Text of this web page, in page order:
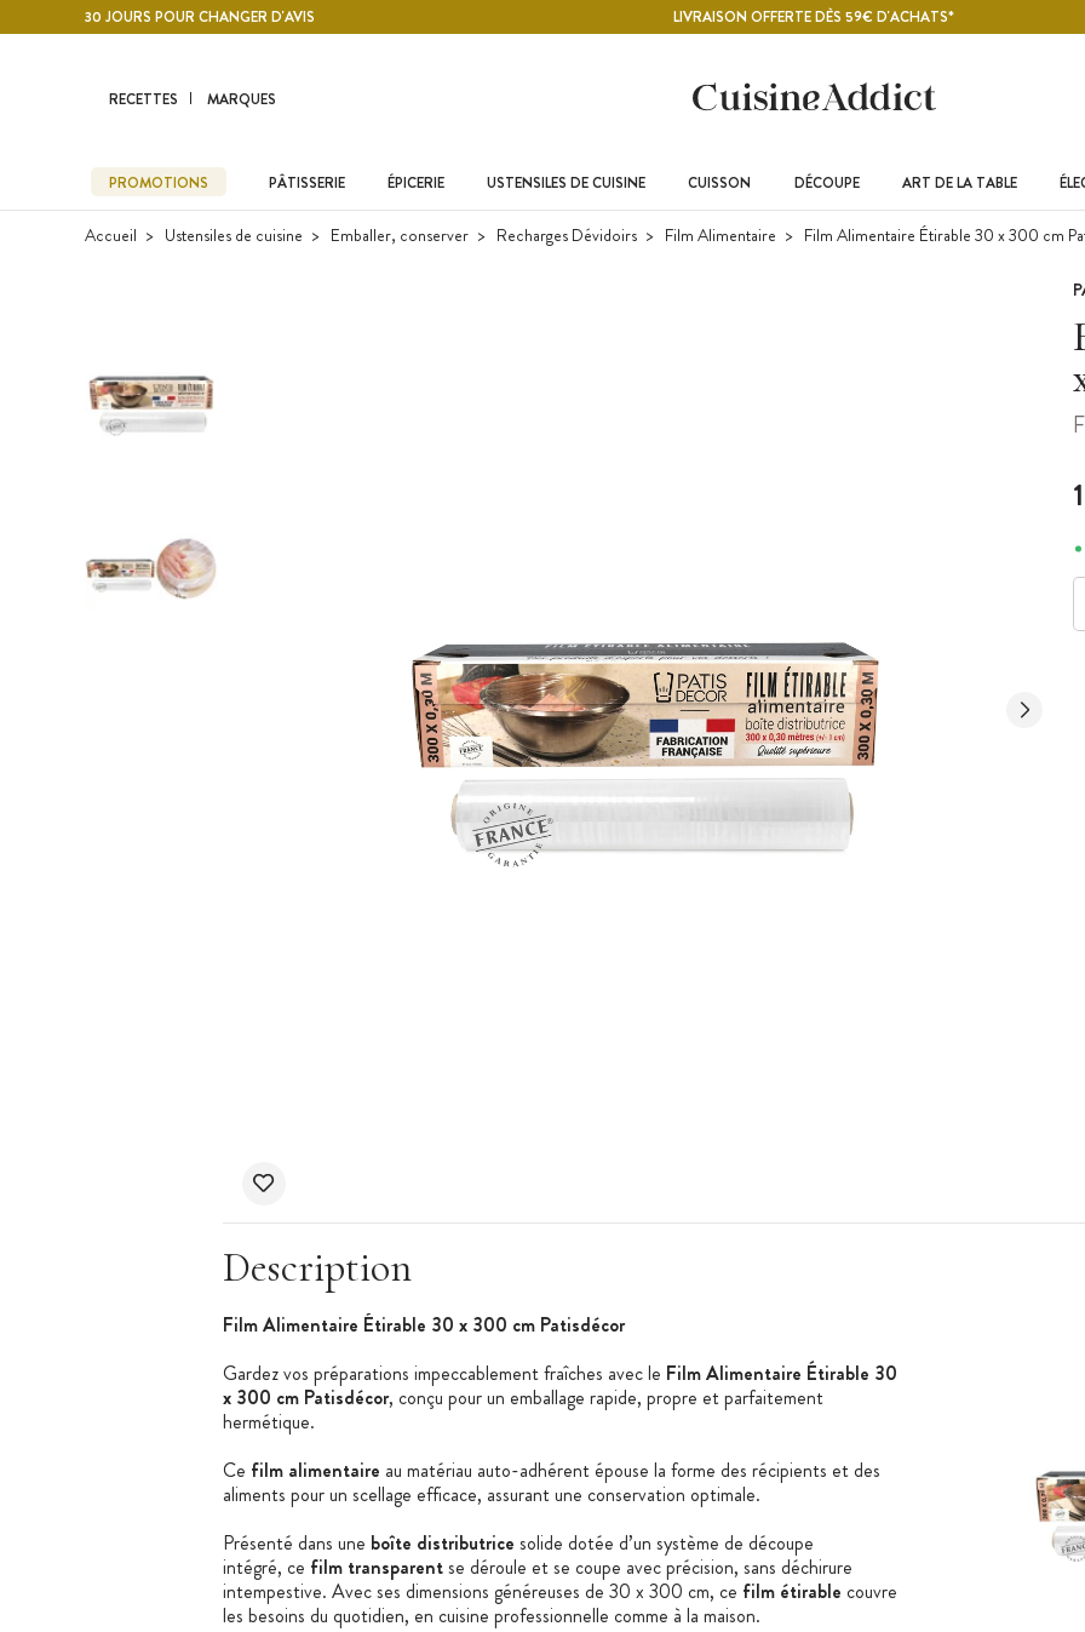
Contenu principal30 JOURS POUR CHANGER D'AVIS LIVRAISON OFFERTE DÈS 59€ D'ACHATS*
RECETTES MARQUES
PROMOTIONS PÂTISSERIE ÉPICERIE USTENSILES DE CUISINE CUISSON DÉCOUPE ART DE LA TABLE
Accueil Ustensiles de cuisine Emballer, conserver Recharges Dévidoirs Film Alimentaire Film Alimentaire Étirable 30 x 300 cm
Description
Film Alimentaire Étirable 30 x 300 cm Patisdécor
Gardez vos préparations impeccablement fraîches avec le Film Alimentaire Étirable 30
x 300 cm Patisdécor, conçu pour un emballage rapide, propre et parfaitement
hermétique.
Ce film alimentaire au matériau auto-adhérent épouse la forme des récipients et des
aliments pour un scellage efficace, assurant une conservation optimale.
Présenté dans une boîte distributrice solide dotée d’un système de découpe
intégré, ce film transparentse déroule et se coupe avec précision, sans déchirure
intempestive. Avec ses dimensions généreuses de 30 x 300 cm, ce film étirable couvre
les besoins du quotidien, en cuisine professionnelle comme à la maison.